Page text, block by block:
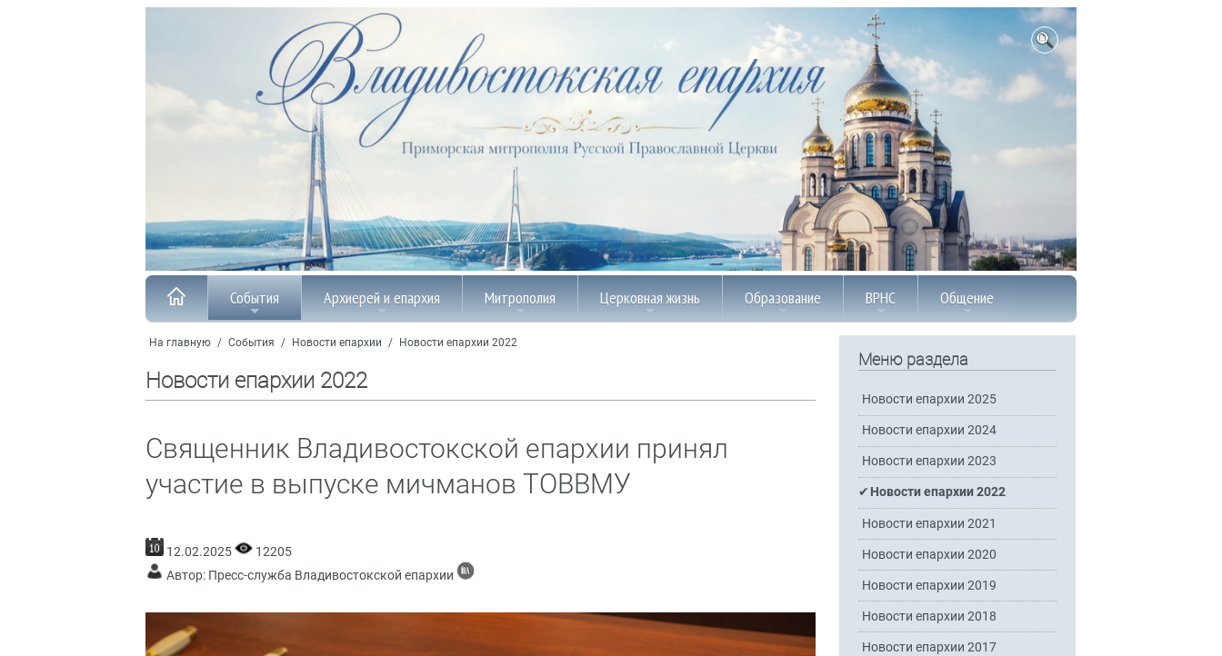
События Архиерей и епархия Митрополия Церковная жизнь Образование ВРНС Общение
На главную / События / Новости епархии / Новости епархии 2022
Новости епархии 2022
Священник Владивостокской епархии принял
участие в выпуске мичманов ТОВВМУ
12.02.2025
12205
Автор: Пресс-служба Владивостокской епархии
Меню раздела
Новости епархии 2025
Новости епархии 2024
Новости епархии 2023
Новости епархии 2022
Новости епархии 2021
Новости епархии 2020
Новости епархии 2019
Новости епархии 2018
Новости епархии 2017